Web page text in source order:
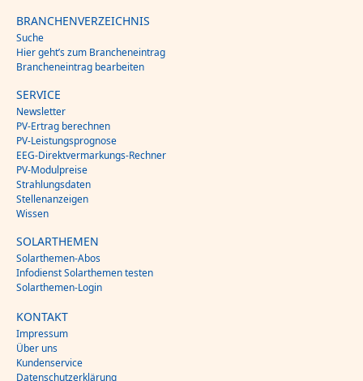
BRANCHENVERZEICHNIS
Suche
Hier geht’s zum Brancheneintrag
Brancheneintrag bearbeiten
SERVICE
Newsletter
PV-Ertrag berechnen
PV-Leistungsprognose
EEG-Direktvermarkungs-Rechner
PV-Modulpreise
Strahlungsdaten
Stellenanzeigen
Wissen
SOLARTHEMEN
Solarthemen-Abos
Infodienst Solarthemen testen
Solarthemen-Login
KONTAKT
Impressum
Über uns
Kundenservice
Datenschutzerklärung